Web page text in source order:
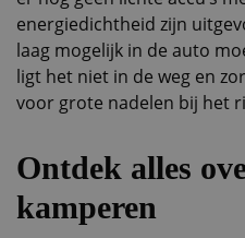
energiedichtheid zijn
laag mogelijk in de auto
ligt het niet in de weg en
voor grote nadelen bij het
Ontdek alles
kamperen